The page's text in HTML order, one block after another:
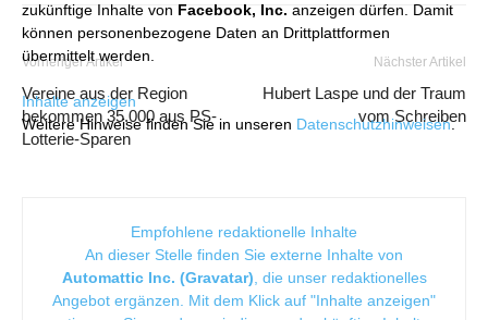
zukünftige Inhalte von Facebook, Inc. anzeigen dürfen. Damit
können personenbezogene Daten an Drittplattformen
übermittelt werden.
Inhalte anzeigen
Weitere Hinweise finden Sie in unseren Datenschutzhinweisen.
Vorheriger Artikel
Vereine aus der Region
bekommen 35.000 aus PS-
Lotterie-Sparen
Nächster Artikel
Hubert Laspe und der Traum
vom Schreiben
Empfohlene redaktionelle Inhalte
An dieser Stelle finden Sie externe Inhalte von
Automattic Inc. (Gravatar) , die unser redaktionelles
Angebot ergänzen. Mit dem Klick auf "Inhalte anzeigen"